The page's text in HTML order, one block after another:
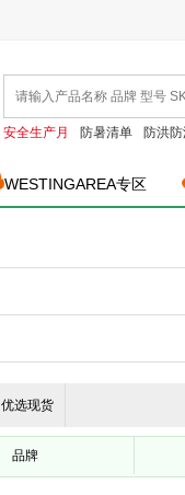
安全生产月 防暑清单 防洪
WESTINGAREA专区
优选现货
品牌